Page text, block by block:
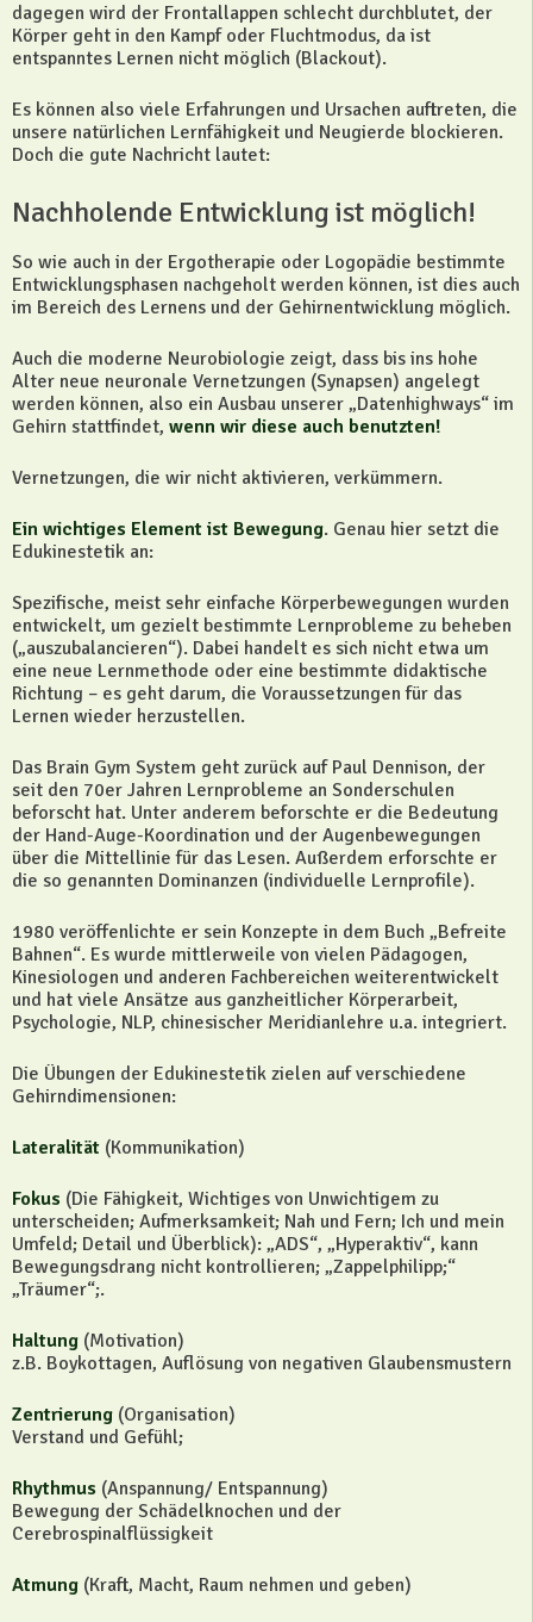
dagegen wird der Frontallappen schlecht durchblutet, der
Körper geht in den Kampf oder Fluchtmodus, da ist
entspanntes Lernen nicht möglich (Blackout).
Es können also viele Erfahrungen und Ursachen auftreten, die
unsere natürlichen Lernfähigkeit und Neugierde blockieren.
Doch die gute Nachricht lautet:
Nachholende Entwicklung ist möglich!
So wie auch in der Ergotherapie oder Logopädie bestimmte
Entwicklungsphasen nachgeholt werden können, ist dies auch
im Bereich des Lernens und der Gehirnentwicklung möglich.
Auch die moderne Neurobiologie zeigt, dass bis ins hohe
Alter neue neuronale Vernetzungen (Synapsen) angelegt
werden können, also ein Ausbau unserer „Datenhighways“ im
Gehirn stattfindet, wenn wir diese auch benutzten!
Vernetzungen, die wir nicht aktivieren, verkümmern.
Ein wichtiges Element ist Bewegung. Genau hier setzt die
Edukinestetik an:
Spezifische, meist sehr einfache Körperbewegungen wurden
entwickelt, um gezielt bestimmte Lernprobleme zu beheben
(„auszubalancieren“). Dabei handelt es sich nicht etwa um
eine neue Lernmethode oder eine bestimmte didaktische
Richtung – es geht darum, die Voraussetzungen für das
Lernen wieder herzustellen.
Das Brain Gym System geht zurück auf Paul Dennison, der
seit den 70er Jahren Lernprobleme an Sonderschulen
beforscht hat. Unter anderem beforschte er die Bedeutung
der Hand-Auge-Koordination und der Augenbewegungen
über die Mittellinie für das Lesen. Außerdem erforschte er
die so genannten Dominanzen (individuelle Lernprofile).
1980 veröffenlichte er sein Konzepte in dem Buch „Befreite
Bahnen“. Es wurde mittlerweile von vielen Pädagogen,
Kinesiologen und anderen Fachbereichen weiterentwickelt
und hat viele Ansätze aus ganzheitlicher Körperarbeit,
Psychologie, NLP, chinesischer Meridianlehre u.a. integriert.
Die Übungen der Edukinestetik zielen auf verschiedene
Gehirndimensionen:
Lateralität (Kommunikation)
Fokus (Die Fähigkeit, Wichtiges von Unwichtigem zu
unterscheiden; Aufmerksamkeit; Nah und Fern; Ich und mein
Umfeld; Detail und Überblick): „ADS“, „Hyperaktiv“, kann
Bewegungsdrang nicht kontrollieren; „Zappelphilipp;“
„Träumer“;.
Haltung (Motivation)
z.B. Boykottagen, Auflösung von negativen Glaubensmustern
Zentrierung (Organisation)
Verstand und Gefühl;
Rhythmus (Anspannung/ Entspannung)
Bewegung der Schädelknochen und der
Cerebrospinalflüssigkeit
Atmung (Kraft, Macht, Raum nehmen und geben)